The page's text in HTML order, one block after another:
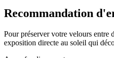
Recommandation
Pour préserver votre velours entre
exposition directe au soleil qui